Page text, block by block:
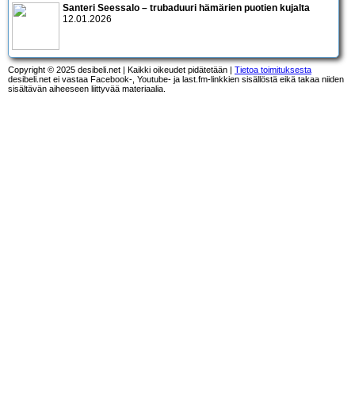
Santeri Seessalo – trubaduuri hämärien puotien kujalta
12.01.2026
Copyright © 2025 desibeli.net | Kaikki oikeudet pidätetään | Tietoa toimituksesta
desibeli.net ei vastaa Facebook-, Youtube- ja last.fm-linkkien sisällöstä eikä takaa niiden
sisältävän aiheeseen liittyvää materiaalia.